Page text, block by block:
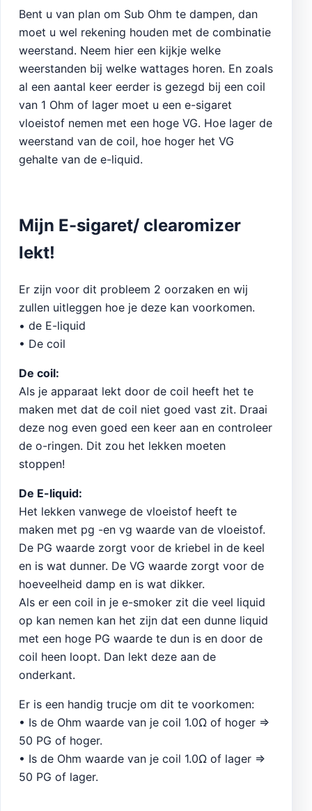
Bent u van plan om Sub Ohm te dampen, dan
moet u wel rekening houden met de combinatie
weerstand. Neem hier een kijkje welke
weerstanden bij welke wattages horen. En zoals
al een aantal keer eerder is gezegd bij een coil
van 1 Ohm of lager moet u een e-sigaret
vloeistof nemen met een hoge VG. Hoe lager de
weerstand van de coil, hoe hoger het VG
gehalte van de e-liquid.
Mijn E-sigaret/ clearomizer
lekt!
Er zijn voor dit probleem 2 oorzaken en wij
zullen uitleggen hoe je deze kan voorkomen.
• de E-liquid
• De coil
De coil:
Als je apparaat lekt door de coil heeft het te
maken met dat de coil niet goed vast zit. Draai
deze nog even goed een keer aan en controleer
de o-ringen. Dit zou het lekken moeten
stoppen!
De E-liquid:
Het lekken vanwege de vloeistof heeft te
maken met pg -en vg waarde van de vloeistof.
De PG waarde zorgt voor de kriebel in de keel
en is wat dunner. De VG waarde zorgt voor de
hoeveelheid damp en is wat dikker.
Als er een coil in je e-smoker zit die veel liquid
op kan nemen kan het zijn dat een dunne liquid
met een hoge PG waarde te dun is en door de
coil heen loopt. Dan lekt deze aan de
onderkant.
Er is een handig trucje om dit te voorkomen:
• Is de Ohm waarde van je coil 1.0Ω of hoger ⇒
50 PG of hoger.
• Is de Ohm waarde van je coil 1.0Ω of lager ⇒
50 PG of lager.